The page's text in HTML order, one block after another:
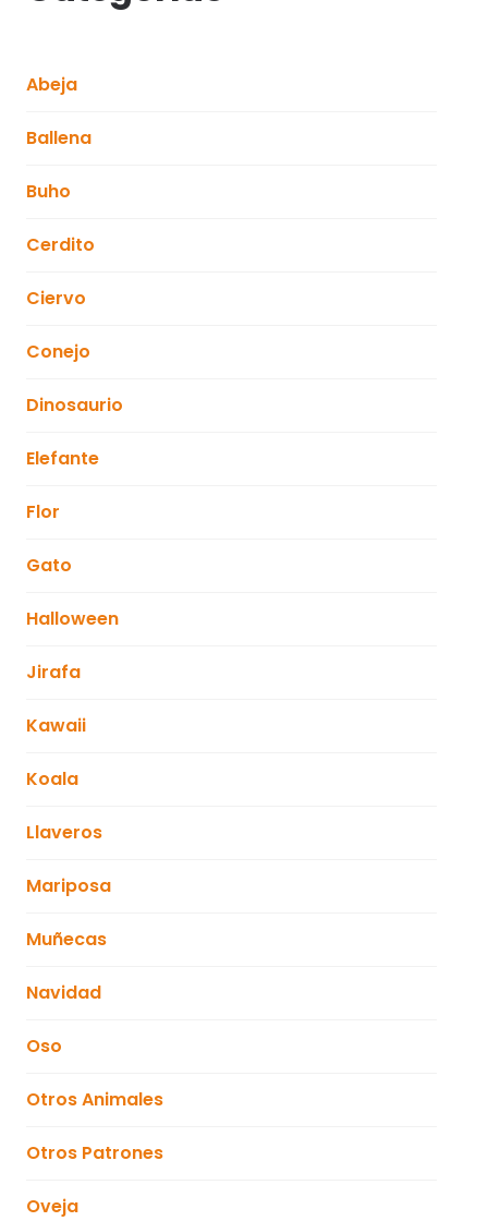
Abeja
Ballena
Buho
Cerdito
Ciervo
Conejo
Dinosaurio
Elefante
Flor
Gato
Halloween
Jirafa
Kawaii
Koala
Llaveros
Mariposa
Muñecas
Navidad
Oso
Otros Animales
Otros Patrones
Oveja